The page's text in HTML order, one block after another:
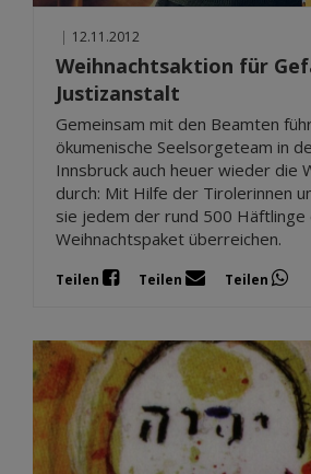
| 12.11.2012
Weihnachtsaktion für
Justizanstalt
Gemeinsam mit den Beamten
ökumenische Seelsorgeteam in
Innsbruck auch heuer wieder die
durch: Mit Hilfe der Tirolerinnen
sie jedem der rund 500 Häftlinge
Weihnachtspaket überreichen.
Teilen Teilen Teilen